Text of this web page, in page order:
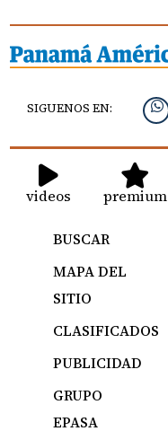
SIGUENOS EN:
videos premium
BUSCAR
MAPA DEL
SITIO
CLASIFICADOS
PUBLICIDAD
GRUPO
EPASA